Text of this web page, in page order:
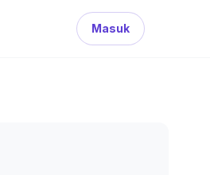
Masuk
Search Button